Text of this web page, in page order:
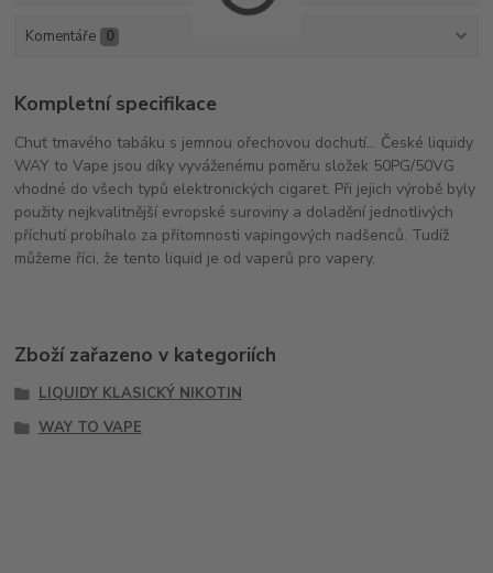
Komentáře 0
Kompletní specifikace
Chuť tmavého tabáku s jemnou ořechovou dochutí... České liquidy
WAY to Vape jsou díky vyváženému poměru složek 50PG/50VG
vhodné do všech typů elektronických cigaret. Při jejich výrobě byly
použity nejkvalitnější evropské suroviny a doladění jednotlivých
příchutí probíhalo za přítomnosti vapingových nadšenců. Tudíž
můžeme říci, že tento liquid je od vaperů pro vapery.
Zboží zařazeno v kategoriích
LIQUIDY KLASICKÝ NIKOTIN
WAY TO VAPE